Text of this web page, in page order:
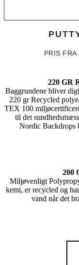
PRIS FRA
220 GR
Baggrundene bliver
220 gr Recycled
TEX 100
til det
Nordic Backdrops
200
Miljøvenligt
kemi, er recycled og
vand når det